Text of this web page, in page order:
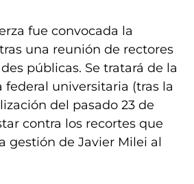
fue convocada la
una reunión de rectores
públicas. Se tratará de la
universitaria (tras la
del pasado 23 de
contra los recortes que
gestión de Javier Milei al